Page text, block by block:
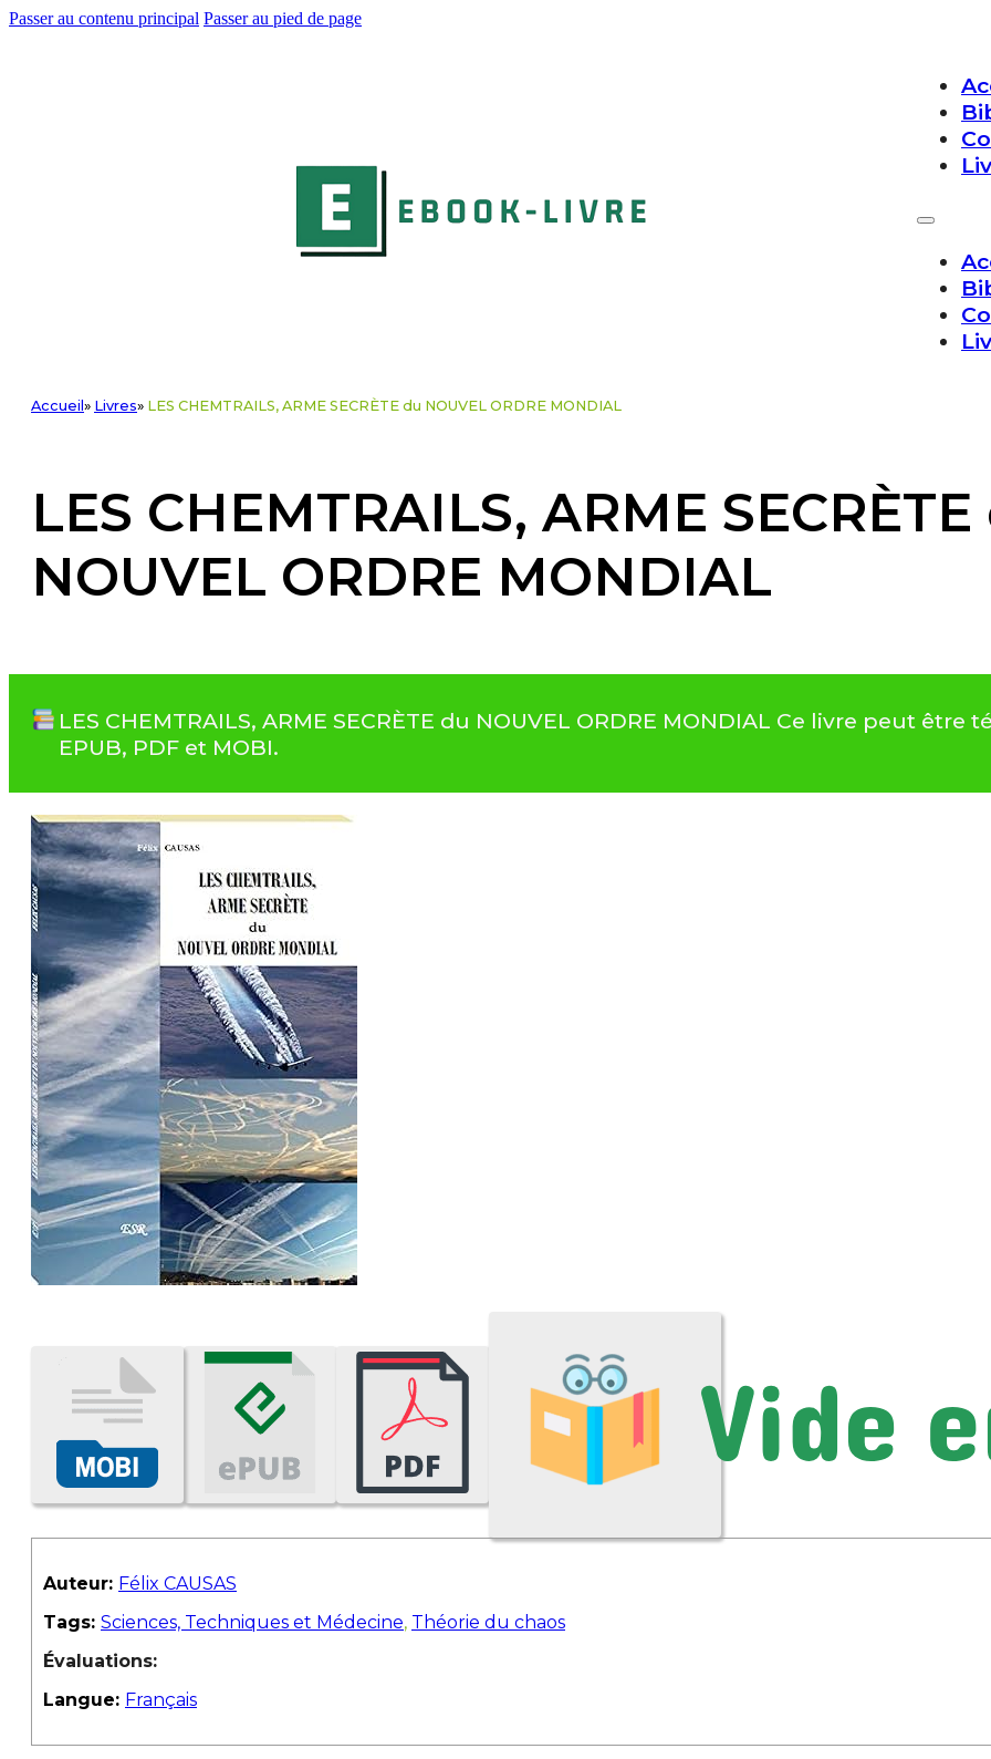
Passer au contenu principal Passer au pied de page
Accueil » Livres» LES CHEMTRAILS, ARME SECRÈTE du NOUVEL ORDRE MONDIAL
LES CHEMTRAILS, ARME
NOUVEL ORDRE MONDIAL
LES CHEMTRAILS, ARME SECRÈTE du NOUVEL ORDRE MONDIAL Ce livre peut
EPUB, PDF et MOBI.
Auteur: Félix CAUSAS
Tags: Sciences, Techniques et Médecine, Théorie du chaos
Évaluations:
Langue: Français